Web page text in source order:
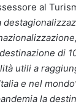
al
di
utili a
e nel
la